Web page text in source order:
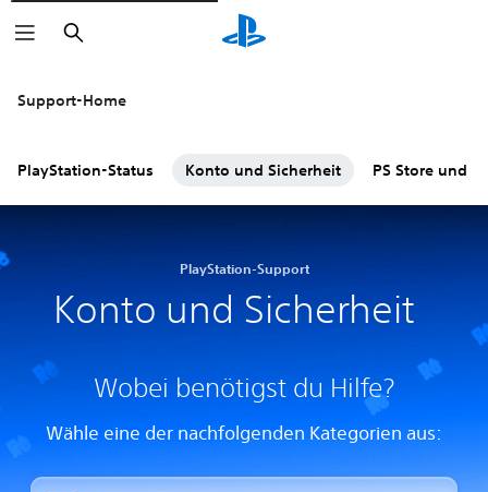
Suchen
Support-Home
PlayStation-Status Konto und Sicherheit PS Store und
PlayStation-Support
Konto und Sicherheit
Wobei benötigst du Hilfe?
Wähle eine der nachfolgenden Kategorien aus: